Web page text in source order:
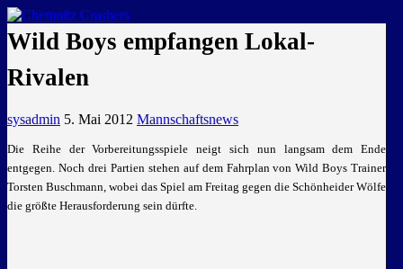
GEMEINSAM EINE LEIDENSCHAFT
Wild Boys empfangen Lokal-
Rivalen
sysadmin 5. Mai 2012 Mannschaftsnews
Die Reihe der Vorbereitungsspiele neigt sich nun langsam dem Ende
entgegen. Noch drei Partien stehen auf dem Fahrplan von Wild Boys Trainer
Torsten Buschmann, wobei das Spiel am Freitag gegen die Schönheider Wölfe
die größte Herausforderung sein dürfte.